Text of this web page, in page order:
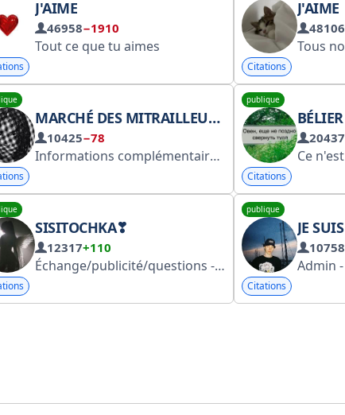
J'AIME
46958−1910
Tout ce que tu aimes
J'AIME
Tous nos projets : @wuliow_all Idées ici : @love_thxs_ideas Retrouvez-
Citations
MARCHÉ DES MITRAILLEUSES
10425−78
Informations complémentaires/achat/publicité : @unknvvnpleasures instagram.com/machinegunmarket
publique
BÉLIER
20437
Ce n'est
Citations
SISITOCHKA❣︎
12317+110
Échange/publicité/questions - Chaîne personnelle de @siscooperation - https://t.me/+3MnXdrOhv6k1OWIy Chaîne de critiques - https://t.me/+XlNrG5tYSbgxN2E6 Aucun retour
publique
JE
10758
Admin
Citations